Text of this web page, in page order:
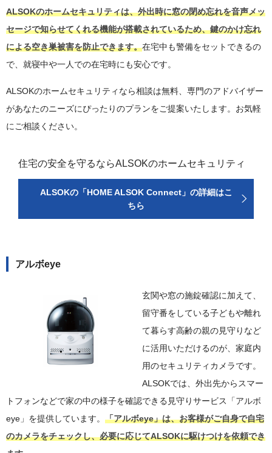
ALSOKのホームセキュリティは、外出時に窓の閉め忘れを音声メッ
セージで知らせてくれる機能が搭載されているため、鍵のかけ忘れ
による空き巣被害を防止できます。在宅中も警備をセットできるの
で、就寝中や一人での在宅時にも安心です。
ALSOKのホームセキュリティなら相談は無料、専門のアドバイザー
があなたのニーズにぴったりのプランをご提案いたします。お気軽
にご相談ください。
住宅の安全を守るならALSOKのホームセキュリティ
ALSOKの「HOME ALSOK Connect」の詳細はこ
ちら
アルボeye
玄関や窓の施錠確認に加えて、
留守番をしている子どもや離れ
て暮らす高齢の親の見守りなど
に活用いただけるのが、家庭内
用のセキュリティカメラです。
ALSOKでは、外出先からスマー
トフォンなどで家の中の様子を確認できる見守りサービス「アルボ
eye」を提供しています。 「アルボeye」は、お客様がご自身で自宅
のカメラをチェックし、必要に応じてALSOKに駆けつけを依頼でき